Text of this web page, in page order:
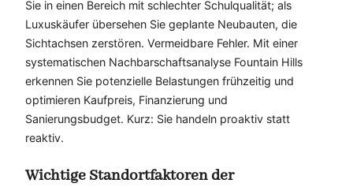
Sie in einen Bereich mit schlechter Schulqualität; als
Luxuskäufer übersehen Sie geplante Neubauten, die
Sichtachsen zerstören. Vermeidbare Fehler. Mit einer
systematischen Nachbarschaftsanalyse Fountain Hills
erkennen Sie potenzielle Belastungen frühzeitig und
optimieren Kaufpreis, Finanzierung und
Sanierungsbudget. Kurz: Sie handeln proaktiv statt
reaktiv.
Wichtige Standortfaktoren der